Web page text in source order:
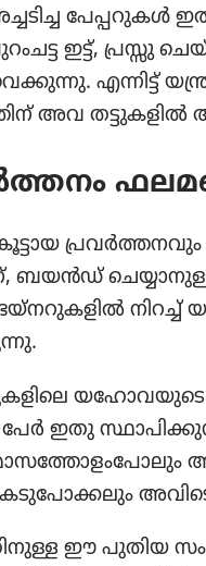
ഇട്ട്‌, പ്രസ്സു
അവ തട്ടുക​ളിൽ
പ്രവർത്ത​ന​വും
ബയൻഡ്‌
നിറച്ച്‌
യഹോ​വ​യു​ടെ
ഇതു
ഈ പുതിയ